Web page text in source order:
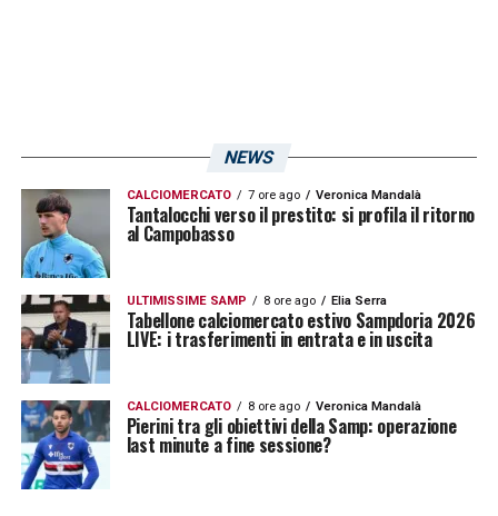
La situazione però non è del tutto condivisa
da tutte le componenti societarie.
Jesper
Fredberg
, dirigente dell’area sportiva
blucerchiata, non sarebbe completamente
convinto dell’opportunità di cambiare
allenatore in questo momento della stagione.
La componente non italiana della società
preferirebbe prendersi più tempo per valutare
attentamente la situazione, anche se la
prova molto deludente della Sampdoria
contro il Frosinone resta un elemento
NEWS
CALCIOMERCATO 7 ore ago Veronica Mandalà
Tantalocchi verso il prestito: si profila il ritorno
al Campobasso
ULTIMISSIME SAMP 8 ore ago Elia Serra
Tabellone calciomercato estivo Sampdoria 2026
LIVE: i trasferimenti in entrata e in uscita
CALCIOMERCATO 8 ore ago Veronica Mandalà
Pierini tra gli obiettivi della Samp: operazione
last minute a fine sessione?